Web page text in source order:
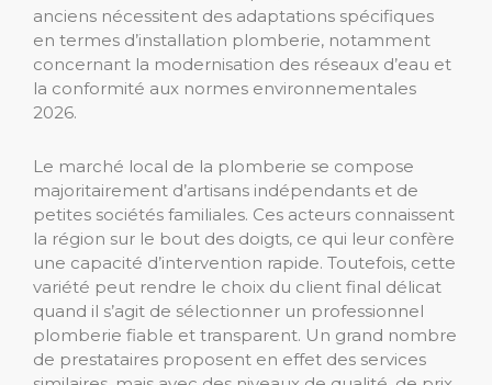
anciens nécessitent des adaptations spécifiques
en termes d’installation plomberie, notamment
concernant la modernisation des réseaux d’eau et
la conformité aux normes environnementales
2026.
Le marché local de la plomberie se compose
majoritairement d’artisans indépendants et de
petites sociétés familiales. Ces acteurs connaissent
la région sur le bout des doigts, ce qui leur confère
une capacité d’intervention rapide. Toutefois, cette
variété peut rendre le choix du client final délicat
quand il s’agit de sélectionner un professionnel
plomberie fiable et transparent. Un grand nombre
de prestataires proposent en effet des services